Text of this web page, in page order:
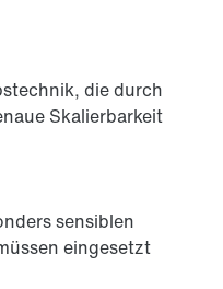
die durch
Skalierbarkeit
sensiblen
eingesetzt